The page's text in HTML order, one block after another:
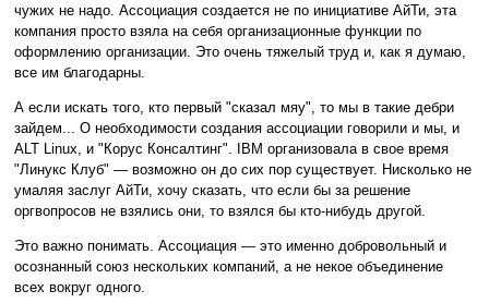
чужих не надо. Ассоциация создается не по инициативе АйТи, эта
компания просто взяла на себя организационные функции по
оформлению организации. Это очень тяжелый труд и, как я думаю,
все им благодарны.
А если искать того, кто первый "сказал мяу", то мы в такие дебри
зайдем... О необходимости создания ассоциации говорили и мы, и
ALT Linux, и "Корус Консалтинг". IBM организовала в свое время
"Линукс Клуб" — возможно он до сих пор существует. Нисколько не
умаляя заслуг АйТи, хочу сказать, что если бы за решение
оргвопросов не взялись они, то взялся бы кто-нибудь другой.
Это важно понимать. Ассоциация — это именно добровольный и
осознанный союз нескольких компаний, а не некое объединение
всех вокруг одного.